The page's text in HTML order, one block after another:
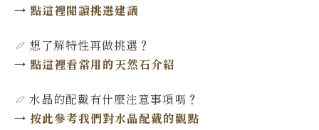
→ 點這裡閱讀挑選建議
想了解特性再做挑選 ？
→ 點這裡看常用的天然石介紹
水晶的配戴有什麼注意事項嗎？
→ 按此參考我們對水晶配戴的觀點